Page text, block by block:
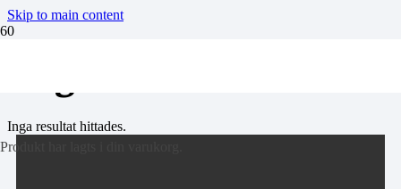
Skip to main content
Produkt
Inga resultat hittades.